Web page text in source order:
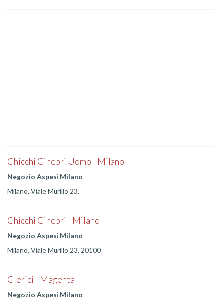
Chicchi Ginepri Uomo - Milano
Negozio Aspesi Milano
Milano, Viale Murillo 23,
Chicchi Ginepri - Milano
Negozio Aspesi Milano
Milano, Viale Murillo 23, 20100
Clerici - Magenta
Negozio Aspesi Milano